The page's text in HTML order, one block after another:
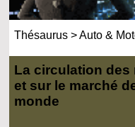
Thésaurus >Auto &
La circulation des
et sur le marché
monde